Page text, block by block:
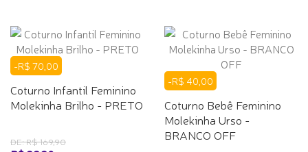
-R$ 70,00
Coturno Infantil Feminino
Molekinha Brilho - PRETO
DE: R$ 169,90
-R$ 40,00
Coturno Bebê Feminino
Molekinha Urso -
BRANCO OFF